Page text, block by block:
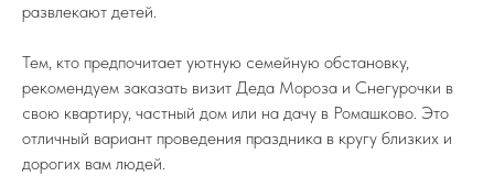
развлекают детей.
Тем, кто предпочитает уютную семейную обстановку,
рекомендуем заказать визит Деда Мороза и Снегурочки в
свою квартиру, частный дом или на дачу в Ромашково. Это
отличный вариант проведения праздника в кругу близких и
дорогих вам людей.